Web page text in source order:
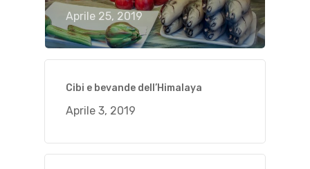
Aprile 25, 2019
Cibi e bevande dell’Himalaya
Aprile 3, 2019